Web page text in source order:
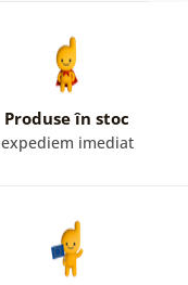
Produse în stoc
expediem imediat